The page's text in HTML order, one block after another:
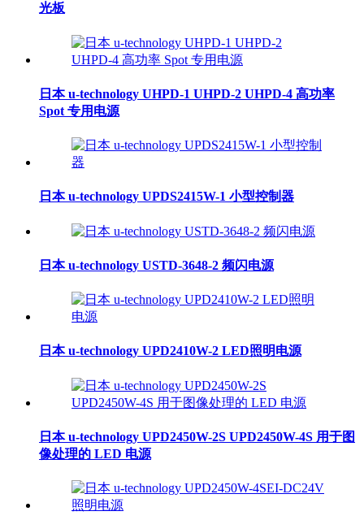
光板
日本 u-technology UHPD-1 UHPD-2 UHPD-4 高功率
Spot 专用电源
日本 u-technology UPDS2415W-1 小型控制器
日本 u-technology USTD-3648-2 频闪电源
日本 u-technology UPD2410W-2 LED照明电源
日本 u-technology UPD2450W-2S UPD2450W-4S 用于图
像处理的 LED 电源